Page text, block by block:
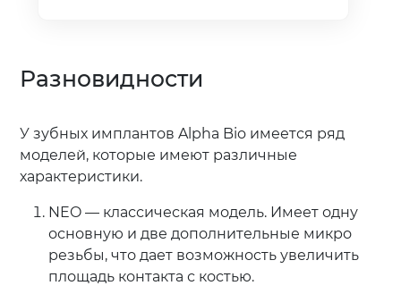
Разновидности
У зубных имплантов Alpha Bio имеется ряд
моделей, которые имеют различные
характеристики.
NEO — классическая модель. Имеет одну
основную и две дополнительные микро
резьбы, что дает возможность увеличить
площадь контакта с костью.